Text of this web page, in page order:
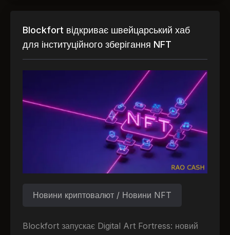
Blockfort відкриває швейцарський хаб
для інституційного зберігання NFT
Новини криптовалют / Новини NFT
Blockfort запускає Digital Art Fortress: новий